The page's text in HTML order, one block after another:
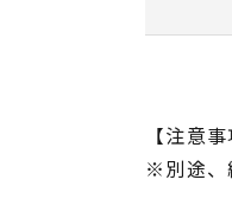
【注意事
※別途、